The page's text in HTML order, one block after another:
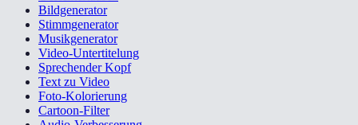
Bildgenerator
Stimmgenerator
Musikgenerator
Video-Untertitelung
Sprechender Kopf
Text zu Video
Foto-Kolorierung
Cartoon-Filter